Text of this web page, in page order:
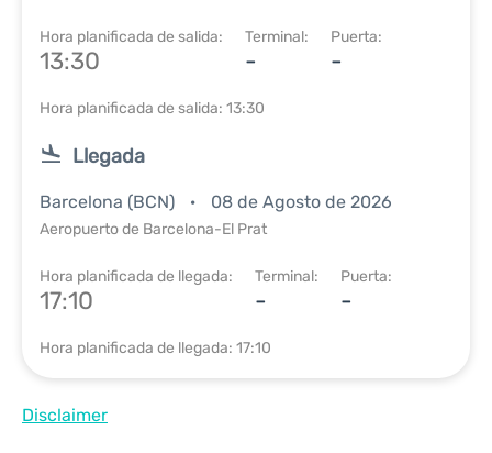
Hora planificada de salida:
13:30
Terminal:
-
Puerta:
-
Hora planificada de salida: 13:30
Llegada
Barcelona (BCN) 08 de Agosto de 2026
Aeropuerto de Barcelona-El Prat
Hora planificada de llegada:
17:10
Terminal:
-
Puerta:
-
Hora planificada de llegada: 17:10
Disclaimer